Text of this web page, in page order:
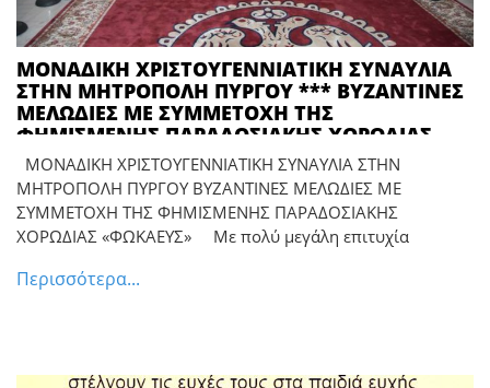
ΜΟΝΑΔΙΚΗ ΧΡΙΣΤΟΥΓΕΝΝΙΑΤΙΚΗ ΣΥΝΑΥΛΙΑ
ΣΤΗΝ ΜΗΤΡΟΠΟΛΗ ΠΥΡΓΟΥ *** ΒΥΖΑΝΤΙΝΕΣ
ΜΕΛΩΔΙΕΣ ΜΕ ΣΥΜΜΕΤΟΧΗ ΤΗΣ
ΦΗΜΙΣΜΕΝΗΣ ΠΑΡΑΔΟΣΙΑΚΗΣ ΧΟΡΩΔΙΑΣ
«ΦΩΚΑΕΥΣ»
ΜΟΝΑΔΙΚΗ ΧΡΙΣΤΟΥΓΕΝΝΙΑΤΙΚΗ ΣΥΝΑΥΛΙΑ ΣΤΗΝ
ΜΗΤΡΟΠΟΛΗ ΠΥΡΓΟΥ ΒΥΖΑΝΤΙΝΕΣ ΜΕΛΩΔΙΕΣ ΜΕ
ΣΥΜΜΕΤΟΧΗ ΤΗΣ ΦΗΜΙΣΜΕΝΗΣ ΠΑΡΑΔΟΣΙΑΚΗΣ
ΧΟΡΩΔΙΑΣ «ΦΩΚΑΕΥΣ» Με πολύ μεγάλη επιτυχία
Περισσότερα...